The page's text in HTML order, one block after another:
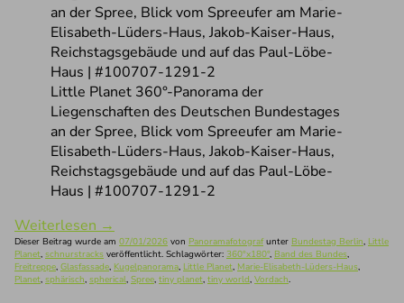
Little Planet 360°-Panorama der
Liegenschaften des Deutschen Bundestages
an der Spree, Blick vom Spreeufer am Marie-
Elisabeth-Lüders-Haus, Jakob-Kaiser-Haus,
Reichstagsgebäude und auf das Paul-Löbe-
Haus | #100707-1291-2
Weiterlesen →
Dieser Beitrag wurde am 07/01/2026 von Panoramafotografunter Bundestag Berlin, Little
Planet, schnurstracks veröffentlicht. Schlagwörter: 360°x180°, Band des Bundes,
Freitreppe, Glasfassade, Kugelpanorama, Little Planet, Marie-Elisabeth-Lüders-Haus,
Planet, sphärisch, spherical, Spree, tiny planet, tiny world, Vordach.